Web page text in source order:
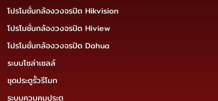
โปรโมชั่นกล้องวงจรปิด Hikvision
โปรโมชั่นกล้องวงจรปิด Hiview
โปรโมชั่นกล้องวงจรปิด Dahua
ระบบโซล่าเซลล์
ชุดประตูรั้วรีโมท
ระบบควบคุมประตู